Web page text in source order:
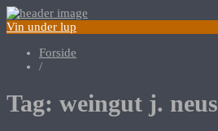
Vin under lup
Forside
/
Tag: weingut j. neus